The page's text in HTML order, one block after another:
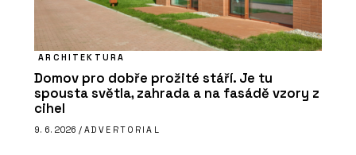
ARCHITEKTURA
Domov pro dobře prožité stáří. Je tu
spousta světla, zahrada a na fasádě vzory z
cihel
9. 6. 2026 / ADVERTORIAL